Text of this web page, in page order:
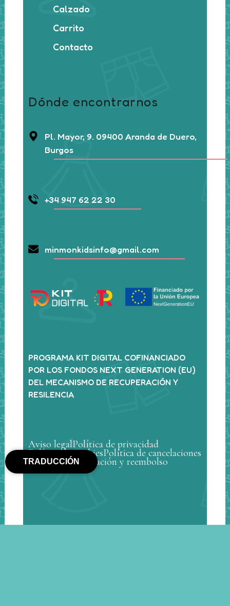
Calzado
Carrito
Contacto
Dónde encontrarnos
Pl. Mayor, 9. 09400 Aranda de Duero,
Burgos
+34 947 62 22 30
minmonkidsinfo@gmail.com
PROGRAMA KIT DIGITAL COFINANCIADO
POR LOS FONDOS NEXT GENERATION (EU)
DEL MECANISMO DE RECUPERACIÓN Y
RESILENCIA
Aviso legalPolítica de privacidad
Política de cookiesPolítica de cancelaciones
Política de devolución y reembolso
TRADUCCIÓN